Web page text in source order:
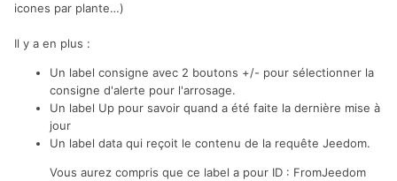
icones par plante…)
Il y a en plus :
Un label consigne avec 2 boutons +/- pour sélectionner la
consigne d'alerte pour l'arrosage.
Un label Up pour savoir quand a été faite la dernière mise à
jour
Un label data qui reçoit le contenu de la requête Jeedom.
Vous aurez compris que ce label a pour ID : FromJeedom